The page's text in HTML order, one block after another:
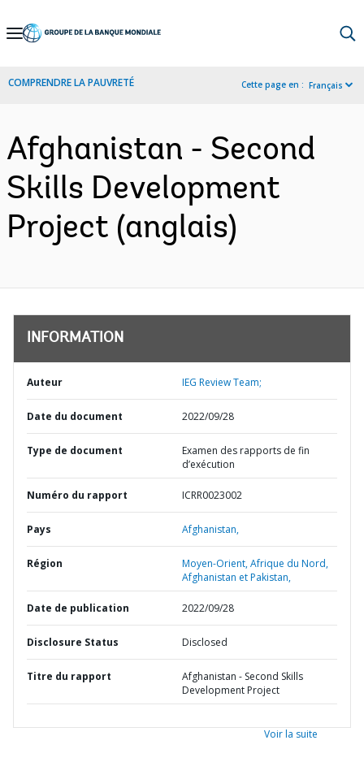
Skip
Navigation
COMPRENDRE LA PAUVRETÉ Cette page en : Français
Afghanistan - Second
Skills Development
Project (anglais)
INFORMATION
Auteur IEG Review Team;
Date du document 2022/09/28
Type de document
Examen des rapports de fin
d’exécution
Numéro du rapport ICRR0023002
Pays Afghanistan,
Région
Moyen-Orient, Afrique du Nord,
Afghanistan et Pakistan,
Date de publication 2022/09/28
Disclosure Status Disclosed
Titre du rapport
Afghanistan - Second Skills
Development Project
Voir la suite